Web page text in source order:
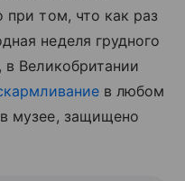
том, что как раз
неделя грудного
Великобритании
в любом
музее, защищено